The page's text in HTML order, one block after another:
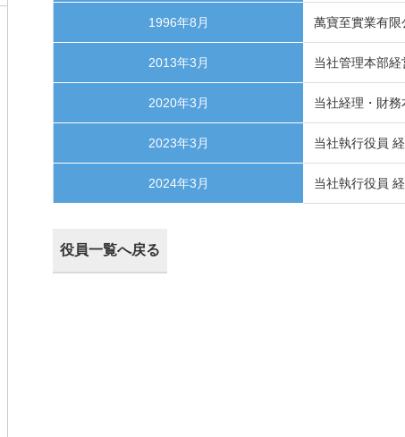
1996年8月 萬寶至實業有
2013年3月 当社管理本部
2020年3月 当社経理・財
2023年3月 当社執行役員
2024年3月 当社執行役員
役員一覧へ戻る